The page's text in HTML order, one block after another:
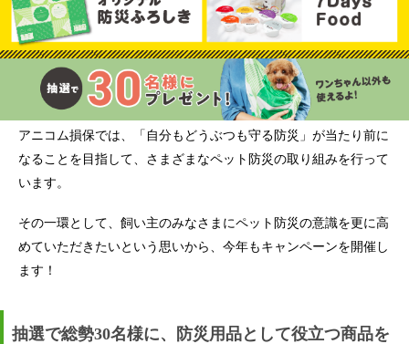
アニコム損保では、「自分もどうぶつも守る防災」が当たり前に
なることを目指して、さまざまなペット防災の取り組みを行って
います。
その一環として、飼い主のみなさまにペット防災の意識を更に高
めていただきたいという思いから、今年もキャンペーンを開催し
ます！
抽選で総勢30名様に、防災用品として役立つ商品を